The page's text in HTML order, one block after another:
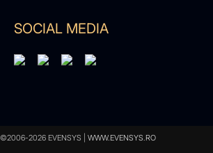
SOCIAL MEDIA
©2006-2026 EVENSYS | WWW.EVENSYS.RO